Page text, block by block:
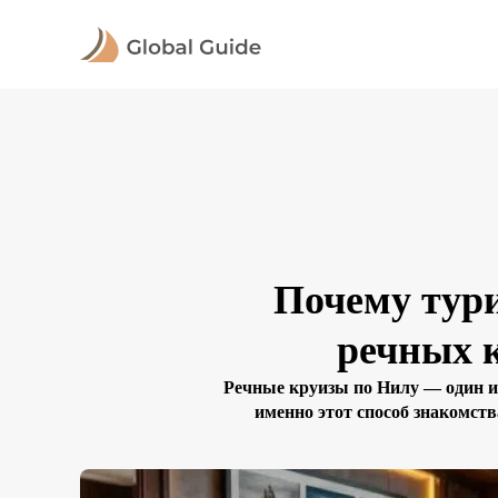
Почему
речных
Речные круизы по Нилу — один
именно этот способ